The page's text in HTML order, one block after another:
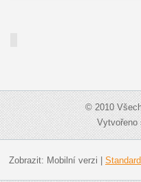
© 2010
Zobrazit: Mobilní verzi